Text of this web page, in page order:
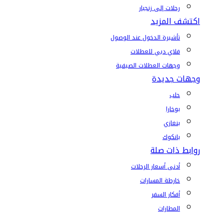
رحلات إلى زنجبار
اكتشف المزيد
تأشيرة الدخول عند الوصول
فلاي دبي للعطلات
وجهات العطلات الصيفية
وجهات جديدة
حلب
بوخارا
بنغازي
بانكوك
روابط ذات صلة
أدنى أسعار الرحلات
خارطة المسارات
أفكار السفر
المطارات